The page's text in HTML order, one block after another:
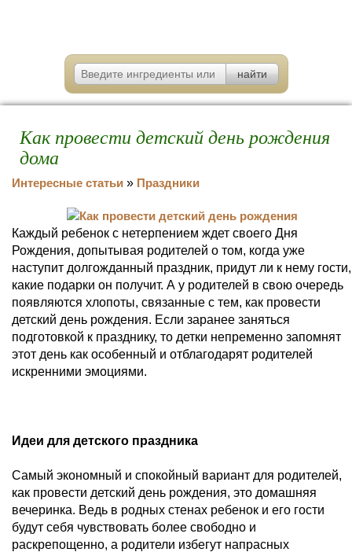
Как провести детский день рождения
дома
Интересные статьи » Праздники
Каждый ребенок с нетерпением ждет своего Дня
Рождения, допытывая родителей о том, когда уже
наступит долгожданный праздник, придут ли к нему гости,
какие подарки он получит. А у родителей в свою очередь
появляются хлопоты, связанные с тем, как провести
детский день рождения. Если заранее заняться
подготовкой к празднику, то детки непременно запомнят
этот день как особенный и отблагодарят родителей
искренними эмоциями.
Идеи для детского праздника
Самый экономный и спокойный вариант для родителей,
как провести детский день рождения, это домашняя
вечеринка. Ведь в родных стенах ребенок и его гости
будут себя чувствовать более свободно и
раскрепощенно, а родители избегут напрасных